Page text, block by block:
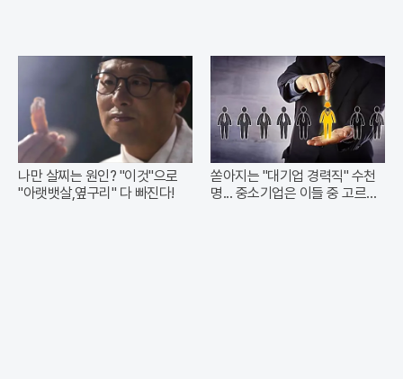
나만 살찌는 원인? "이것"으로
"아랫뱃살,옆구리" 다 빠진다!
쏟아지는 "대기업 경력직" 수천
명... 중소기업은 이들 중 고르면